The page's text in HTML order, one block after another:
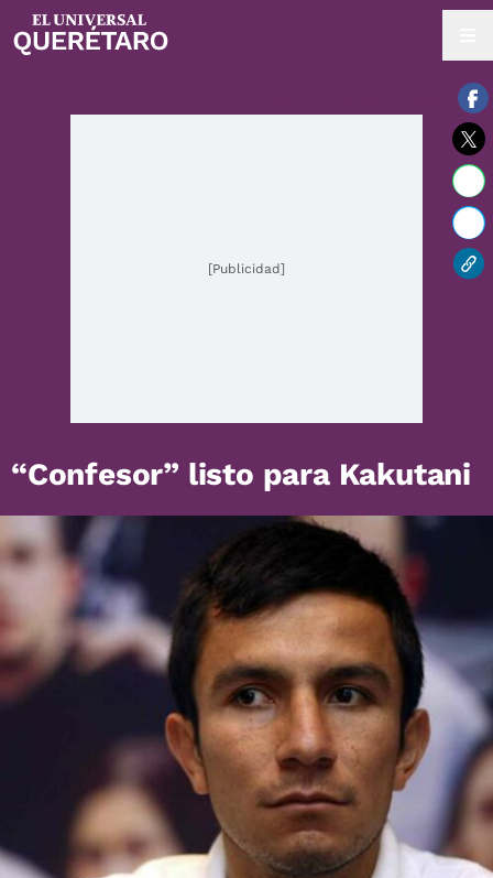
07 / agosto / 2026 | 09:44 hrs.
[Publicidad]
“Confesor” listo para Kakutani